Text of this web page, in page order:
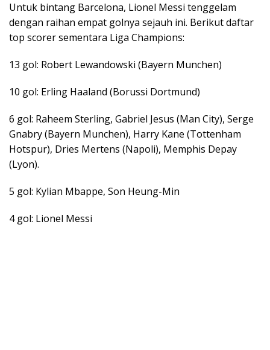
Untuk bintang Barcelona, Lionel Messi tenggelam
dengan raihan empat golnya sejauh ini. Berikut daftar
top scorer sementara Liga Champions:
13 gol: Robert Lewandowski (Bayern Munchen)
10 gol: Erling Haaland (Borussi Dortmund)
6 gol: Raheem Sterling, Gabriel Jesus (Man City), Serge
Gnabry (Bayern Munchen), Harry Kane (Tottenham
Hotspur), Dries Mertens (Napoli), Memphis Depay
(Lyon).
5 gol: Kylian Mbappe, Son Heung-Min
4 gol: Lionel Messi